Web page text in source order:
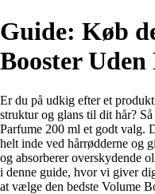
Guide: Køb
Booster
Er du på udkig efter et
struktur og glans til dit hår?
Parfume 200 ml et godt valg.
helt inde ved hårrødderne og
og absorberer overskydende
i denne guide, hvor vi giver
at vælge den bedste Volume